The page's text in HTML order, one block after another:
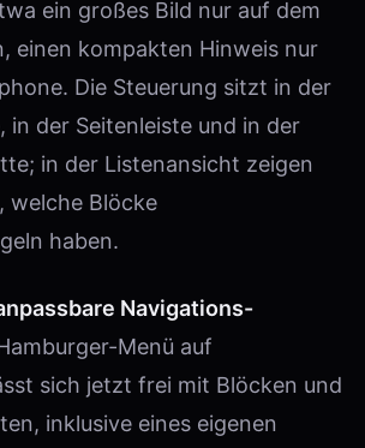
ein großes Bild nur auf dem
einen kompakten Hinweis nur
Die Steuerung sitzt in der
in der Seitenleiste und in der
in der Listenansicht zeigen
welche Blöcke
haben.
Navigations-
Menü auf
sich jetzt frei mit Blöcken und
inklusive eines eigenen